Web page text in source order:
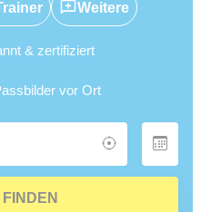
Weitere
& zertifiziert
vor Ort